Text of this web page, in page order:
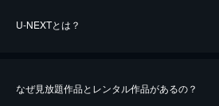
U-NEXTとは？
なぜ見放題作品とレンタル作品があるの？